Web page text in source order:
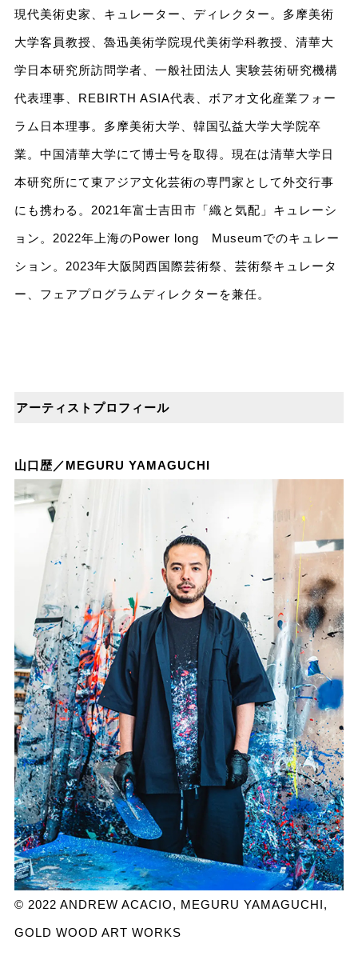
現代美術史家、キュレーター、ディレクター。多摩美術
大学客員教授、魯迅美術学院現代美術学科教授、清華大
学日本研究所訪問学者、一般社団法人 実験芸術研究機構
代表理事、REBIRTH ASIA代表、ボアオ文化産業フォー
ラム日本理事。多摩美術大学、韓国弘益大学大学院卒
業。中国清華大学にて博士号を取得。現在は清華大学日
本研究所にて東アジア文化芸術の専門家として外交行事
にも携わる。2021年富士吉田市「織と気配」キュレーシ
ョン。2022年上海のPower long Museumでのキュレー
ション。2023年大阪関西国際芸術祭、芸術祭キュレータ
ー、フェアプログラムディレクターを兼任。
アーティストプロフィール
山口歴／MEGURU YAMAGUCHI
©︎ 2022 ANDREW ACACIO, MEGURU YAMAGUCHI,
GOLD WOOD ART WORKS